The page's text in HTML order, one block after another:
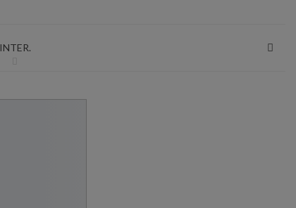
INTER.